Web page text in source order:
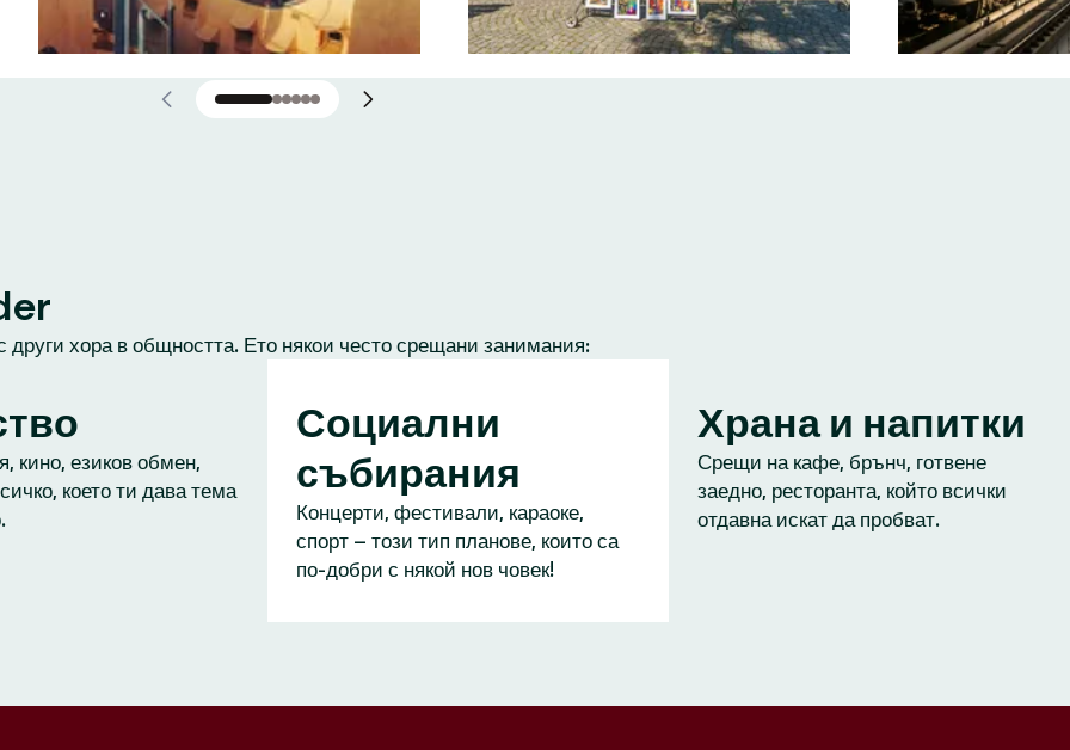
хора в общността. Ето някои често срещани занимания:
кино, езиков обмен,
което ти дава тема
Социални
събирания
Концерти, фестивали, караоке,
спорт – този тип планове, които са
по-добри с някой нов човек!
Храна и напитки
Срещи на кафе, брънч, готвене
заедно, ресторанта, който всички
отдавна искат да пробват.